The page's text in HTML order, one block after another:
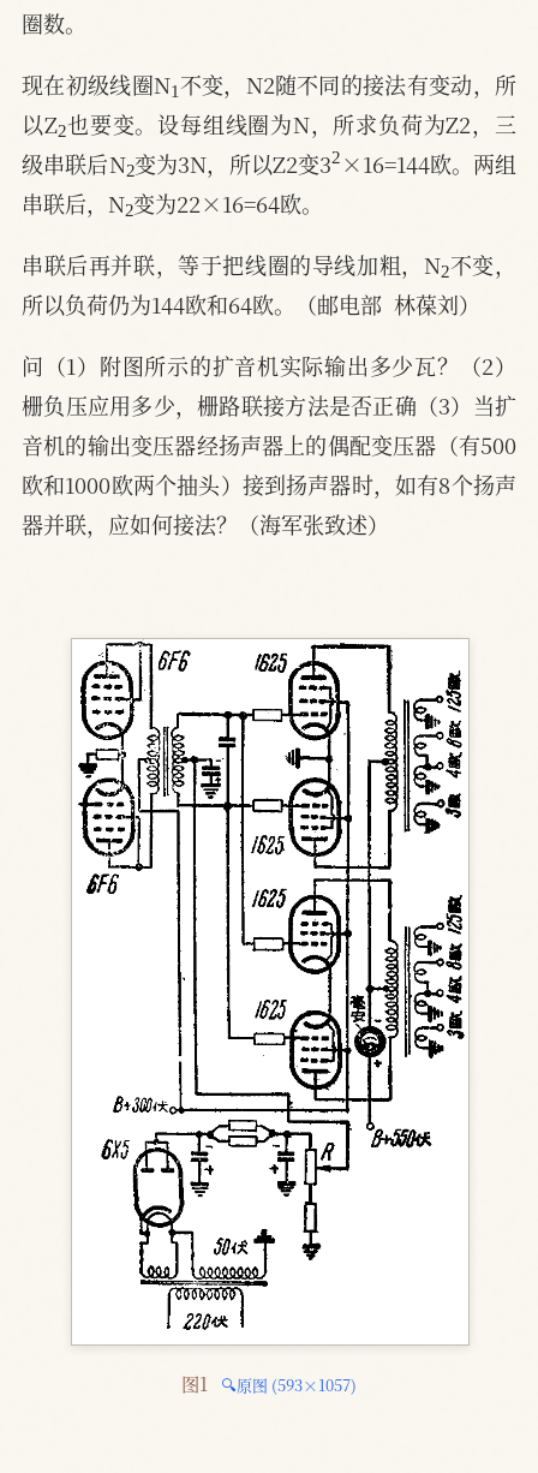
圈数。
现在初级线圈N 不变，N2随不同的接法有变动，所
以Z2也要变。设每组线圈为N，所求负荷为Z2，三
级串联后N2变为3N，所以Z2变32×16=144欧。两组
串联后，N2变为22×16=64欧。
串联后再并联，等于把线圈的导线加粗，N 不变，
所以负荷仍为144欧和64欧。（邮电部  林葆刘）
问（1）附图所示的扩音机实际输出多少瓦？（2）
栅负压应用多少，栅路联接方法是否正确（3）当扩
音机的输出变压器经扬声器上的偶配变压器（有500
欧和1000欧两个抽头）接到扬声器时，如有8个扬声
器并联，应如何接法？（海军张致述）
图1 🔍原图 (593×1057)